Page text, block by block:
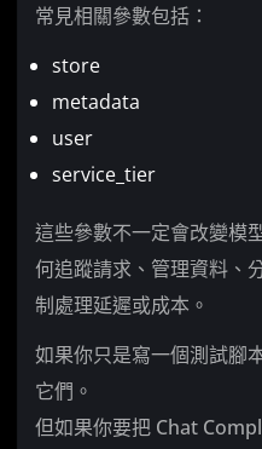
常見相關參數包括：
store
metadata
user
service_tier
這些參數不一定會改變模
何追蹤請求、管理資料、
制處理延遲或成本。
如果你只是寫一個測試腳
它們。
但如果你要把 Chat